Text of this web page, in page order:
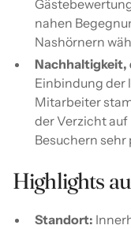
nahen
Nashörnern
Nachhaltigkeit,
Einbindung der
Mitarbeiter
der Verzicht
Besuchern
Highlights
Standort: